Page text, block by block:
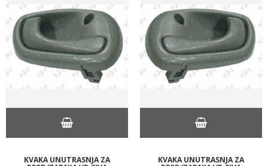
KVAKA UNUTRASNJA ZA KVAKA UNUTRASNJA ZA